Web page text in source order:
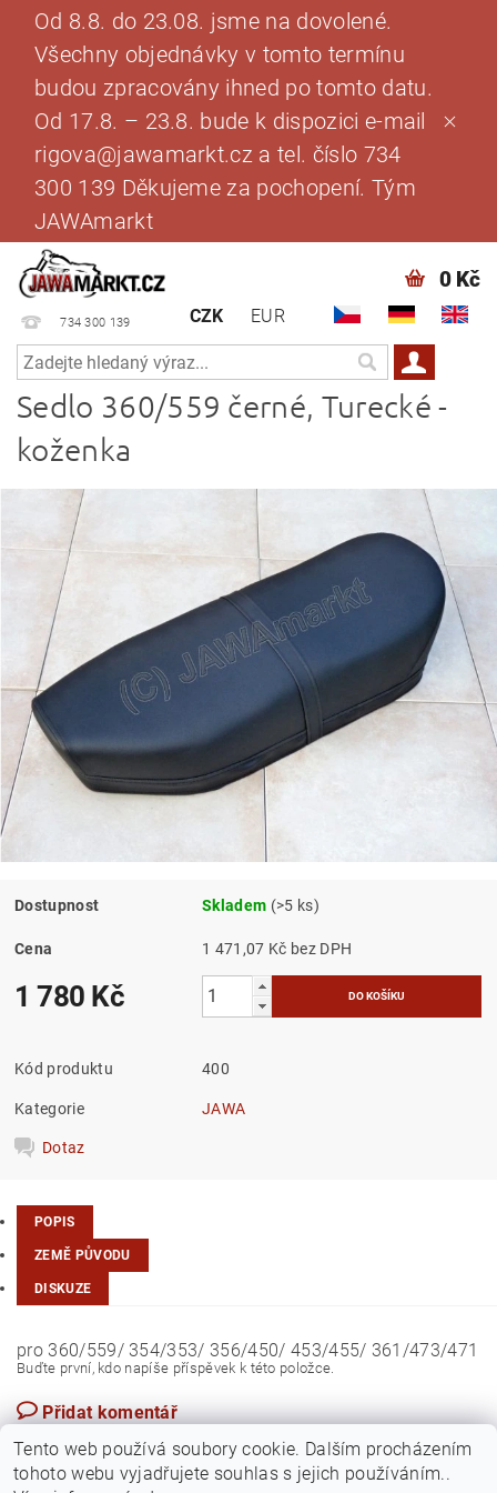
Od 8.8. do 23.08. jsme na dovolené.
Všechny objednávky v tomto termínu
budou zpracovány ihned po tomto datu.
Od 17.8. – 23.8. bude k dispozici e-mail
rigova@jawamarkt.cz a tel. číslo 734
300 139 Děkujeme za pochopení. Tým
JAWAmarkt
734 300 139 CZK EUR
0 Kč
Sedlo 360/559 černé, Turecké -
koženka
Dostupnost Skladem (>5 ks)
Cena 1 471,07 Kč bez DPH
1 780 Kč
Kód produktu 400
Kategorie JAWA
Dotaz
POPIS
ZEMĚ PŮVODU
DISKUZE
pro 360/559/ 354/353/ 356/450/ 453/455/ 361/473/471
Buďte první, kdo napíše příspěvek k této položce.
Přidat komentář
Tento web používá soubory cookie. Dalším procházením
tohoto webu vyjadřujete souhlas s jejich používáním..